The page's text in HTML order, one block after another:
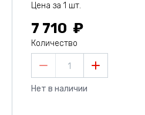
Цена за 1 шт.
7 710
Количество
1
Нет в наличии